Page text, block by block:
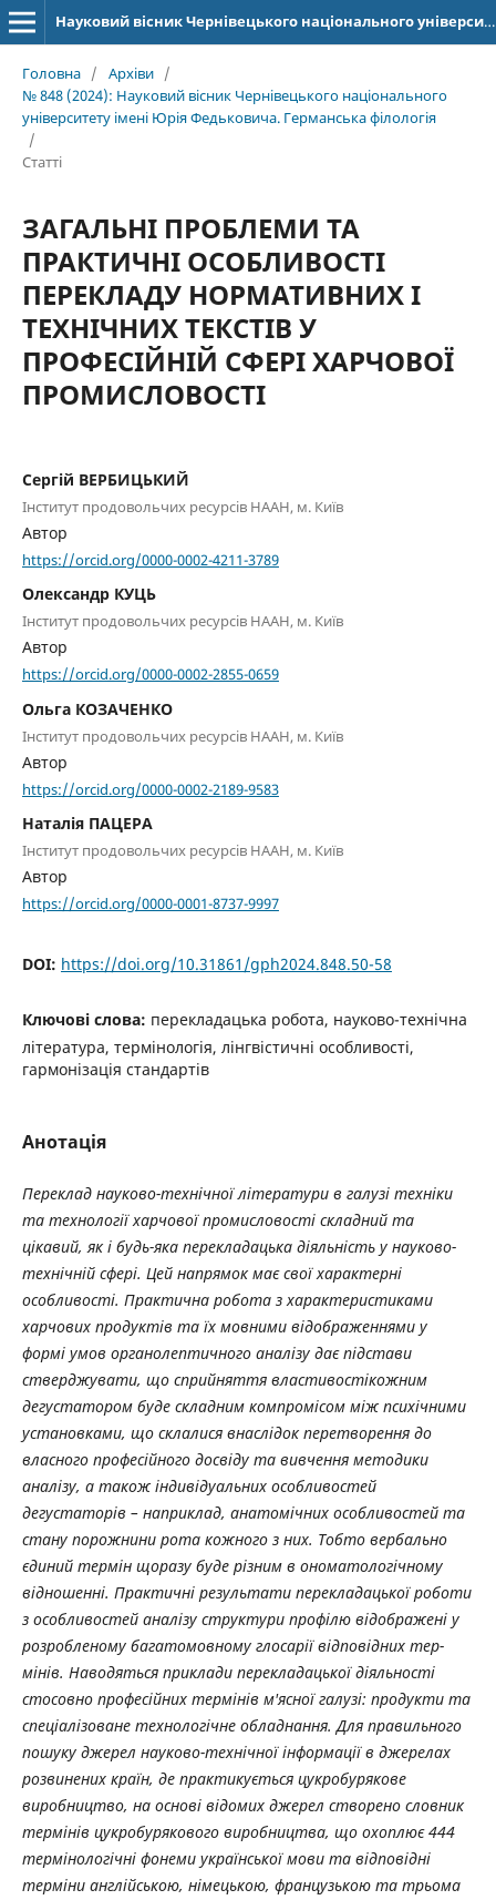
Науковий вісник Чернівецького національного університету імені Юрія Федьковича. Серія: Германська філологія
Головна / Архіви /
№ 848 (2024): Науковий вісник Чернівецького національного
університету імені Юрія Федьковича. Германська філологія
/
Статті
ЗАГАЛЬНІ ПРОБЛЕМИ ТА
ПРАКТИЧНІ ОСОБЛИВОСТІ
ПЕРЕКЛАДУ НОРМАТИВНИХ І
ТЕХНІЧНИХ ТЕКСТІВ У
ПРОФЕСІЙНІЙ СФЕРІ ХАРЧОВОЇ
ПРОМИСЛОВОСТІ
Сергій ВЕРБИЦЬКИЙ
Інститут продовольчих ресурсів НААН, м. Київ
Автор
https://orcid.org/0000-0002-4211-3789
Олександр КУЦЬ
Інститут продовольчих ресурсів НААН, м. Київ
Автор
https://orcid.org/0000-0002-2855-0659
Ольга КОЗАЧЕНКО
Інститут продовольчих ресурсів НААН, м. Київ
Автор
https://orcid.org/0000-0002-2189-9583
Наталія ПАЦЕРА
Інститут продовольчих ресурсів НААН, м. Київ
Автор
https://orcid.org/0000-0001-8737-9997
DOI: https://doi.org/10.31861/gph2024.848.50-58
Ключові слова: перекладацька робота, науково-технічна
література, термінологія, лінгвістичні особливості,
гармонізація стандартів
Анотація
Переклад науково-технічної літератури в галузі техніки
та технології харчової промисловості складний та
цікавий, як і будь-яка перекладацька діяльність у науково-
технічній сфері. Цей напрямок має свої характерні
особливості. Практична робота з характеристиками
харчових продуктів та їх мовними відображеннями у
формі умов органолептичного аналізу дає підстави
стверджувати, що сприйняття властивостікожним
дегустатором буде складним компромісом між психічними
установками, що склалися внаслідок перетворення до
власного професійного досвіду та вивчення методики
аналізу, а також індивідуальних особливостей
дегустаторів – наприклад, анатомічних особливостей та
стану порожнини рота кожного з них. Тобто вербально
єдиний термін щоразу буде різним в ономатологічному
відношенні. Практичні результати перекла­дацької роботи
з особливостей аналізу структури профілю відображені у
розробле­ному багатомовному глосарії відповідних тер­
мінів. Наводяться приклади перекладацької діяльності
стосовно професійних термінів м'ясної галузі: продукти та
спеціалізоване технологічне обладнання. Для правильного
пошуку джерел науково-технічної інформації в джерелах
розвинених країн, де практикується цукробурякове
виробництво, на основі відомих джерел створено словник
термінів цукро­бурякового виробництва, що охоплює 444
тер­мінологічні фонеми української мови та відповідні
терміни англійською, німець­кою, французькою та трьома